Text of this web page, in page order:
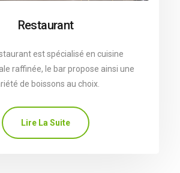
Restaurant
est spécialisé en cuisine
raffinée, le bar propose ainsi une
de boissons au choix.
Lire La Suite